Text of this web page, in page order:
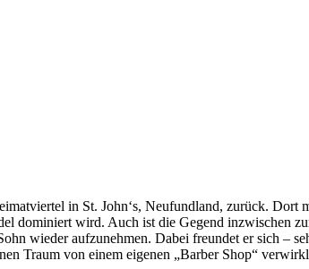
in St. John‘s, Neufundland, zurück. Dort
dominiert wird. Auch ist die Gegend inzwischen
wieder aufzunehmen. Dabei freundet er sich –
Traum von einem eigenen „Barber Shop“